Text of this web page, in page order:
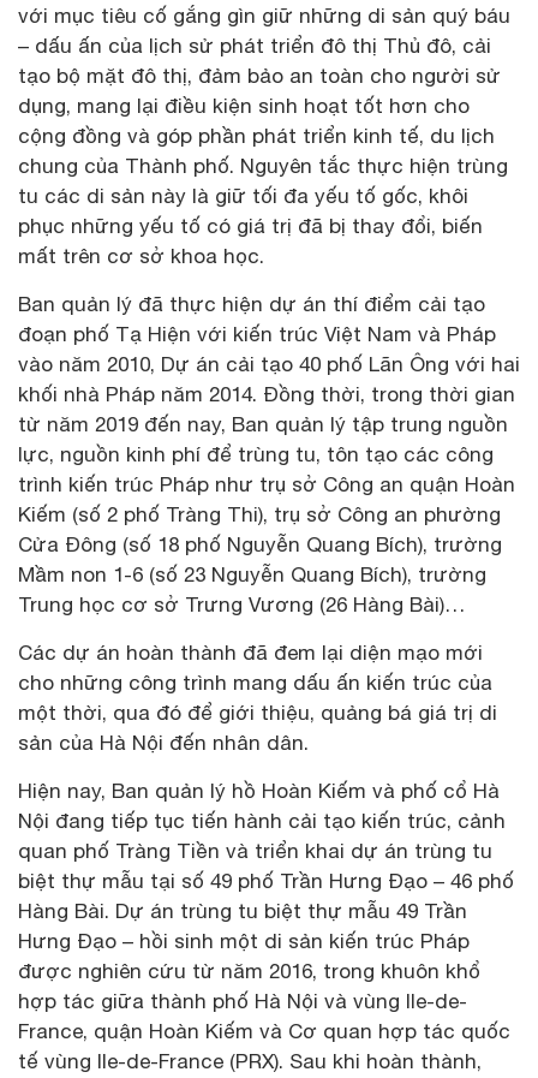
với mục tiêu cố gắng gìn giữ những di sản quý báu
– dấu ấn của lịch sử phát triển đô thị Thủ đô, cải
tạo bộ mặt đô thị, đảm bảo an toàn cho người sử
dụng, mang lại điều kiện sinh hoạt tốt hơn cho
cộng đồng và góp phần phát triển kinh tế, du lịch
chung của Thành phố. Nguyên tắc thực hiện trùng
tu các di sản này là giữ tối đa yếu tố gốc, khôi
phục những yếu tố có giá trị đã bị thay đổi, biến
mất trên cơ sở khoa học.
Ban quản lý đã thực hiện dự án thí điểm cải tạo
đoạn phố Tạ Hiện với kiến trúc Việt Nam và Pháp
vào năm 2010, Dự án cải tạo 40 phố Lãn Ông với hai
khối nhà Pháp năm 2014. Đồng thời, trong thời gian
từ năm 2019 đến nay, Ban quản lý tập trung nguồn
lực, nguồn kinh phí để trùng tu, tôn tạo các công
trình kiến trúc Pháp như trụ sở Công an quận Hoàn
Kiếm (số 2 phố Tràng Thi), trụ sở Công an phường
Cửa Đông (số 18 phố Nguyễn Quang Bích), trường
Mầm non 1-6 (số 23 Nguyễn Quang Bích), trường
Trung học cơ sở Trưng Vương (26 Hàng Bài)…
Các dự án hoàn thành đã đem lại diện mạo mới
cho những công trình mang dấu ấn kiến trúc của
một thời, qua đó để giới thiệu, quảng bá giá trị di
sản của Hà Nội đến nhân dân.
Hiện nay, Ban quản lý hồ Hoàn Kiếm và phố cổ Hà
Nội đang tiếp tục tiến hành cải tạo kiến trúc, cảnh
quan phố Tràng Tiền và triển khai dự án trùng tu
biệt thự mẫu tại số 49 phố Trần Hưng Đạo – 46 phố
Hàng Bài. Dự án trùng tu biệt thự mẫu 49 Trần
Hưng Đạo – hồi sinh một di sản kiến trúc Pháp
được nghiên cứu từ năm 2016, trong khuôn khổ
hợp tác giữa thành phố Hà Nội và vùng Ile-de-
France, quận Hoàn Kiếm và Cơ quan hợp tác quốc
tế vùng Ile-de-France (PRX). Sau khi hoàn thành,